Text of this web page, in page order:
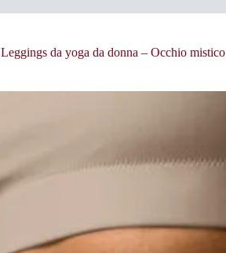
Leggings da yoga da donna – Occhio mistico